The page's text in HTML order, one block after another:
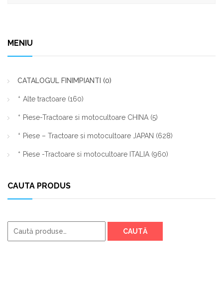
MENIU
CATALOGUL FINIMPIANTI (0)
Alte tractoare (160)
Piese-Tractoare si motocultoare CHINA (5)
Piese – Tractoare si motocultoare JAPAN (628)
Piese -Tractoare si motocultoare ITALIA (960)
CAUTA PRODUS
Caută
după:
CAUTĂ